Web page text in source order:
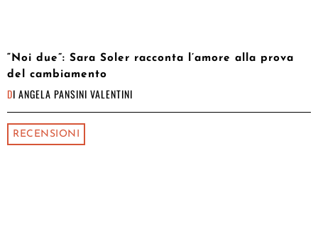
“Noi due”: Sara Soler racconta l’amore alla prova
del cambiamento
DI ANGELA PANSINI VALENTINI
RECENSIONI